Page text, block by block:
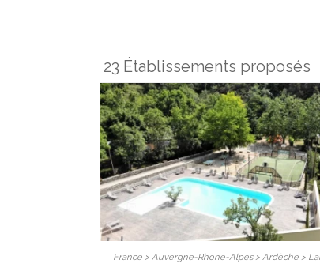
23 Établissements proposés
France > Auvergne-Rhône-Alpes > Ardèche >